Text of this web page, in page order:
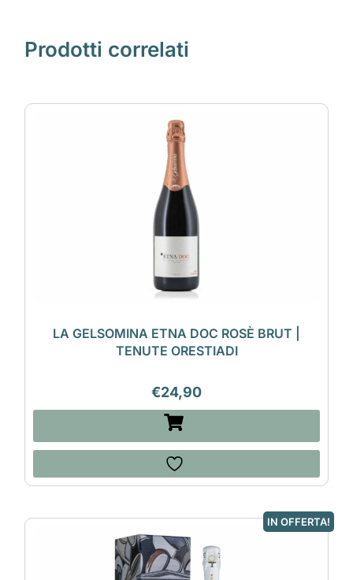
Prodotti correlati
LA GELSOMINA ETNA DOC ROSÈ BRUT |
TENUTE ORESTIADI
€24,90
IN OFFERTA!